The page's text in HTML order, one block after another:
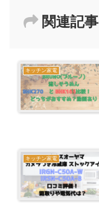
関連記事
キッチン家電
キッチン家電